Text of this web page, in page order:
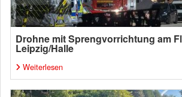
Drohne mit Sprengvorrichtung am
Leipzig/Halle
Weiterlesen